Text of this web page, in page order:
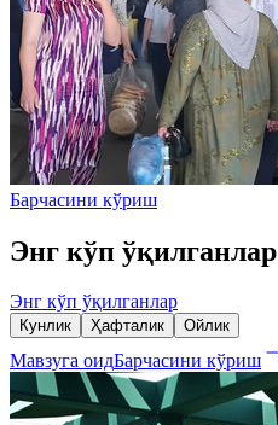
Барчасини кўриш
Энг кўп ўқилганлар
Энг кўп ўқилганлар
Кунлик Ҳафталик Ойлик
Мавзуга оидБарчасини кўриш